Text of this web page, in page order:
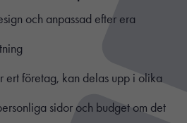
och anpassad efter era
ert företag, kan delas upp i olika
sidor och budget om det